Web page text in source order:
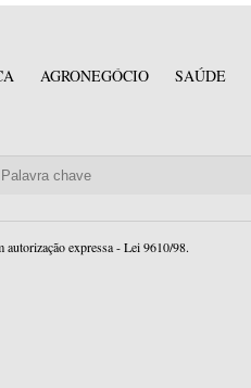
AGRONEGÓCIO SAÚDE
expressa - Lei 9610/98.